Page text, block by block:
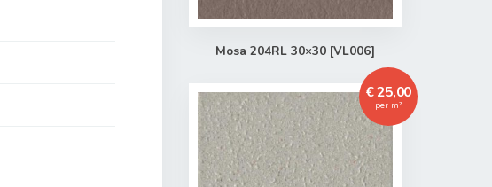
Mosa 204RL 30×30 [VL006]
€ 25,00
per m²